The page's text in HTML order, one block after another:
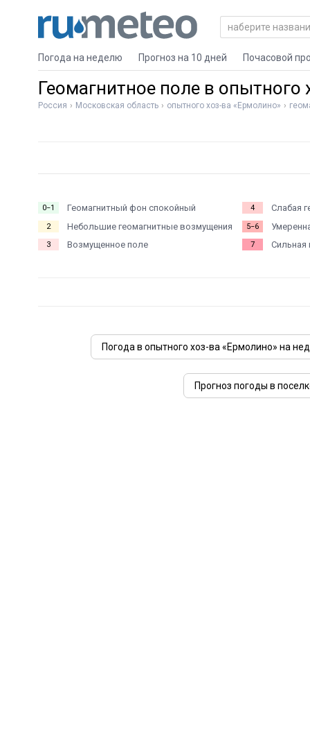
Погода на неделю Прогноз на 10 дней Почасовой
Геомагнитное поле в опытного
Россия Московская область опытного хоз-ва «Ермолино»
0−1 Геомагнитный фон спокойный
2 Небольшие геомагнитные возмущения
3 Возмущенное поле
4 Слабая
5−6
7 Сильная
Погода в опытного хоз-ва «Ермолино» на
Прогноз погоды в